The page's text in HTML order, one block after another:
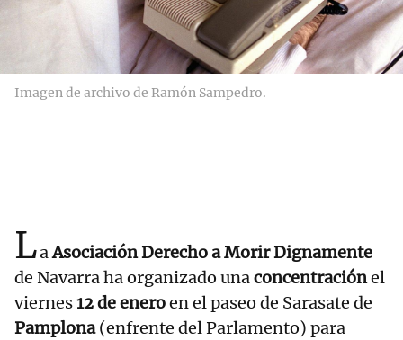
Imagen de archivo de Ramón Sampedro.
LaAsociación Derecho a Morir Dignamente
de Navarra ha organizado unaconcentraciónel
viernes12 de eneroen el paseo de Sarasate de
Pamplona(enfrente del Parlamento) para